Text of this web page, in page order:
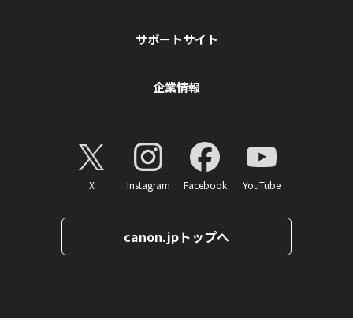
サポートサイト
企業情報
X Instagram Facebook YouTube
canon.jpトップへ